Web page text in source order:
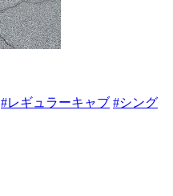
#レギュラーキャブ #シング